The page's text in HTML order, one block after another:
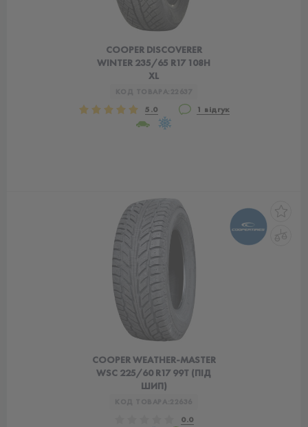
COOPER DISCOVERER
WINTER 235/65 R17 108H
XL
5.0 1 відгук
COOPER WEATHER-MASTER
WSC 225/60 R17 99T (ПІД
ШИП)
0.0